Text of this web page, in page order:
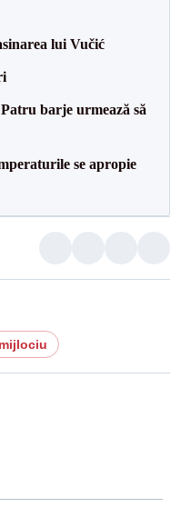
lui Vučić
barje urmează să
se apropie